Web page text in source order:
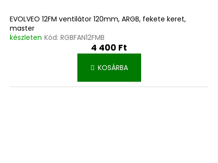
EVOLVEO 12FM ventilátor 120mm, ARGB, fekete keret,
master
készleten Kód: RGBFAN12FMB
4 400 Ft
KOSÁRBA